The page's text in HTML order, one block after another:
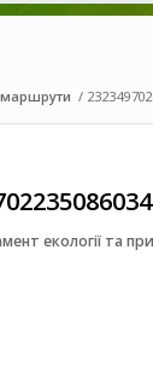
/
екології та